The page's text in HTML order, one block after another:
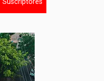
Suscriptores